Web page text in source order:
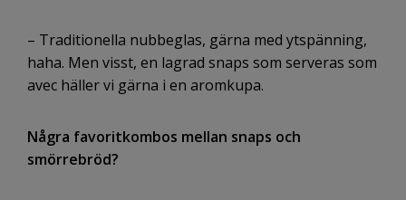
– Traditionella nubbeglas, gärna med ytspänning,
haha. Men visst, en lagrad snaps som serveras som
avec häller vi gärna i en aromkupa.
Några favoritkombos mellan snaps och
smörrebröd?